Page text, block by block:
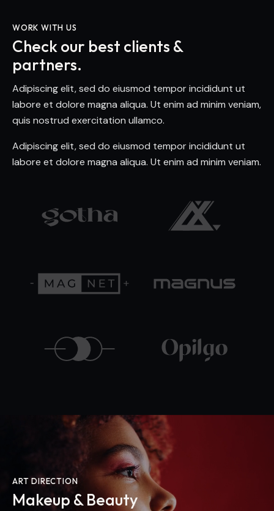
WORK WITH US
Check our best clients &
partners.
Adipiscing elit, sed do eiusmod tempor incididunt ut
labore et dolore magna aliqua. Ut enim ad minim veniam,
quis nostrud exercitation ullamco.
Adipiscing elit, sed do eiusmod tempor incididunt ut
labore et dolore magna aliqua. Ut enim ad minim veniam.
ART DIRECTION
Makeup & Beauty